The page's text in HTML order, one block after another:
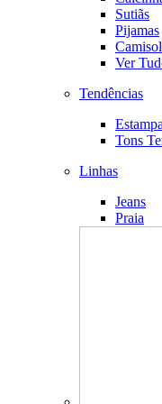
Sutiãs
Pijamas
Ver
Tendências
Tons
Linhas
Jeans
Praia